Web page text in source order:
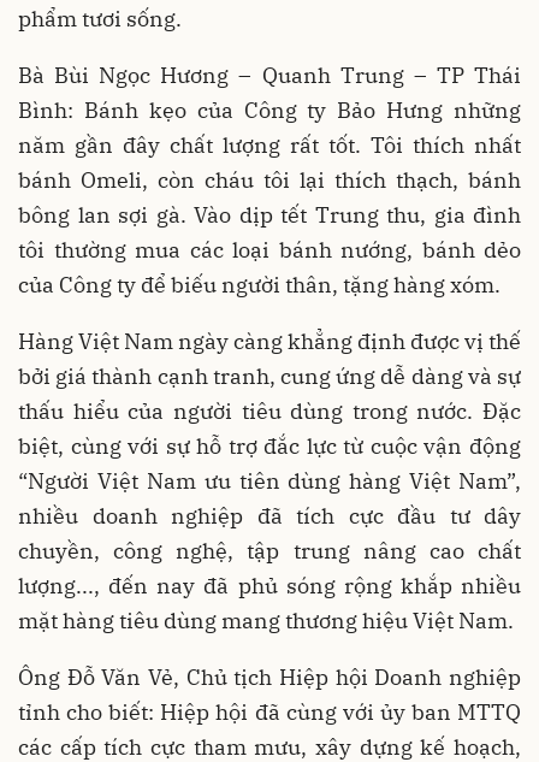
phẩm tươi sống.
Bà Bùi Ngọc Hương – Quanh Trung – TP Thái
Bình: Bánh kẹo của Công ty Bảo Hưng những
năm gần đây chất lượng rất tốt. Tôi thích nhất
bánh Omeli, còn cháu tôi lại thích thạch, bánh
bông lan sợi gà. Vào dịp tết Trung thu, gia đình
tôi thường mua các loại bánh nướng, bánh dẻo
của Công ty để biếu người thân, tặng hàng xóm.
Hàng Việt Nam ngày càng khẳng định được vị thế
bởi giá thành cạnh tranh, cung ứng dễ dàng và sự
thấu hiểu của người tiêu dùng trong nước. Đặc
biệt, cùng với sự hỗ trợ đắc lực từ cuộc vận động
“Người Việt Nam ưu tiên dùng hàng Việt Nam”,
nhiều doanh nghiệp đã tích cực đầu tư dây
chuyền, công nghệ, tập trung nâng cao chất
lượng..., đến nay đã phủ sóng rộng khắp nhiều
mặt hàng tiêu dùng mang thương hiệu Việt Nam.
Ông Đỗ Văn Vẻ, Chủ tịch Hiệp hội Doanh nghiệp
tỉnh cho biết: Hiệp hội đã cùng với ủy ban MTTQ
các cấp tích cực tham mưu, xây dựng kế hoạch,